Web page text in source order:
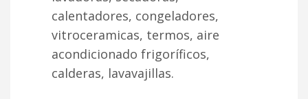
calentadores, congeladores,
vitroceramicas, termos, aire
acondicionado frigoríficos,
calderas, lavavajillas.